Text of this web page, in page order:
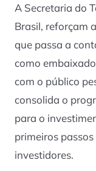
A Secretaria do
Brasil, reforçam
que passa a
como
com o público
consolida o
para o
primeiros
investidores.